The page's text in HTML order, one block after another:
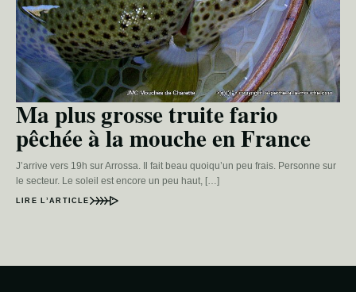
Ma plus grosse truite fario
pêchée à la mouche en France
J’arrive vers 19h sur Arrossa. Il fait beau quoiqu’un peu frais. Personne sur
le secteur. Le soleil est encore un peu haut, […]
LIRE L’ARTICLE